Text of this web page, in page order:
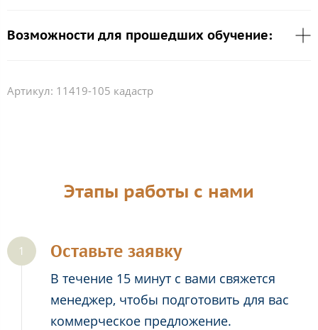
Возможности для прошедших обучение:
Артикул: 11419-105 кадастр
Этапы работы с нами
Оставьте заявку
В течение 15 минут с вами свяжется
менеджер, чтобы подготовить для вас
коммерческое предложение.